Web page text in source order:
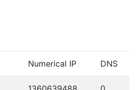
Numerical IP DNS